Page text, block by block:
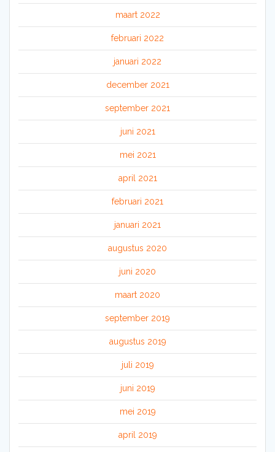
maart 2022
februari 2022
januari 2022
december 2021
september 2021
juni 2021
mei 2021
april 2021
februari 2021
januari 2021
augustus 2020
juni 2020
maart 2020
september 2019
augustus 2019
juli 2019
juni 2019
mei 2019
april 2019